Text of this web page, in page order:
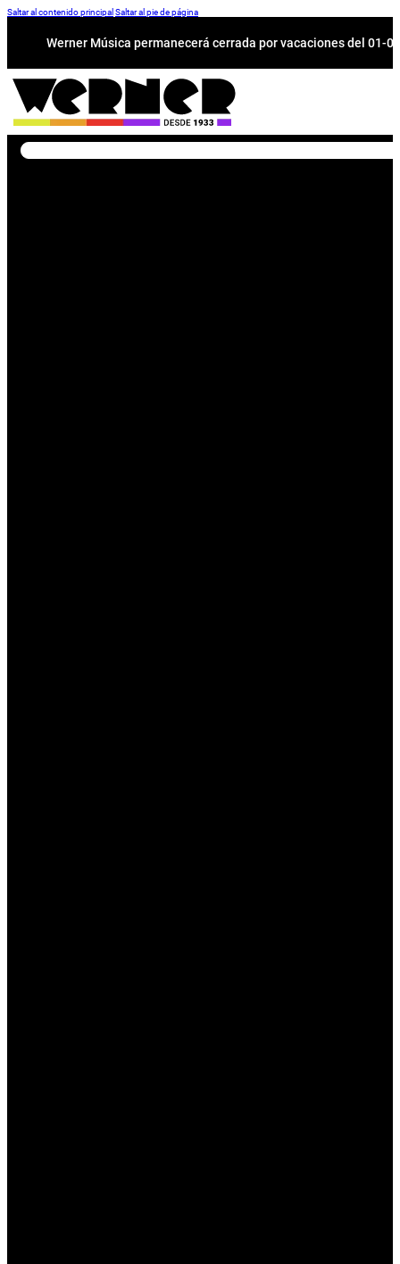
Saltar al contenido principal Saltar al pie de página
Werner Música permanecerá cerrada por vacaciones del 01-
Buscar